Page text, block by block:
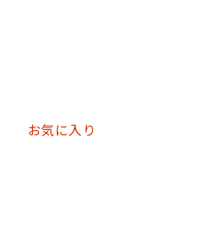
お気に入り